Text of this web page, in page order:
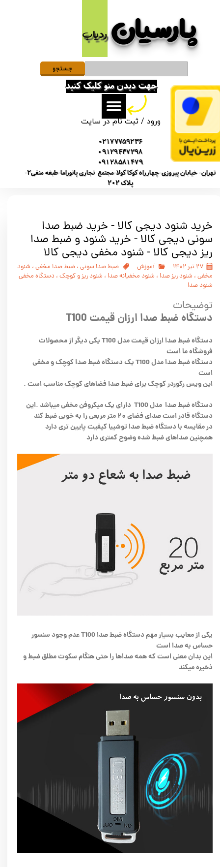
پارسیان​​​​​​​ردیاب
ورود /ثبت نام در سایت
حساب کاربری من
تغییر گذر واژه
سفارشات
خروج از حساب کاربری
02177759236
09129437298
09128581479
تهران- خیابان پیروزی-چهارراه کوکا کولا-مجتمع تجاری پانوراما-طبقه منفی2-
پلاک 202
جهت دیدن منو کلیک کنید
جستجو
خرید شنود دیجی کالا - خرید ضبط صدا
سونی دیجی کالا - خرید شنود و ضبط صدا
ریز دیجی کالا - شنود مخفی دیجی کالا
۲۷ تیر ۱۴۰۲ آموزش ضبط صدا سونی ، ضبط صدا مخفی ، شنود
مخفی ، شنود ریز صدا ، شنود مخفیانه صدا ، شنود ریز و کوچک ، دستگاه مخفی
شنود صدا
توضیحات
دستگاه ضبط صدا ارزان قیمت T100
دستگاه ضبط صدا ارزان قیمت مدل T100 یکی دیگر از محصولات
فروشگاه ما است
دستگاه ضبط صدا مدل T100 یک دستگاه ضبط صدا کوچک و مخفی
است
این ویس رکوردر کوچک برای ضبط صدا فضاهای کوچک مناسب است .
دستگاه ضبط صدا مدل T100 دارای یک میکروفن مخفی میباشد .
این
دستگاه قادر است صدای فضای ۲۰ متر مربعی را به خوبی ضبط کند
در مقایسه با دستگاه ضبط صدا توشیبا کیفیت پایین تری دارد
همچنین صداهای ضبط شده وضوح کمتری دارد
یکی از معایب بسیار مهم دستگاه ضبط صدا T100 عدم وجود سنسور
حساس به صدا است
این بدان معنی است که همه صداها را حتی هنگام سکوت مطلق ضبط و
ذخیره میکند